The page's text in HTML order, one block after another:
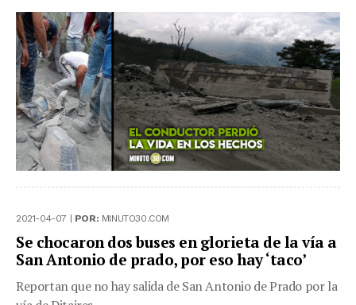
2021-04-07 | POR: MINUTO30.COM
Se chocaron dos buses en glorieta de la vía a
San Antonio de prado, por eso hay ‘taco’
Reportan que no hay salida de San Antonio de Prado por la